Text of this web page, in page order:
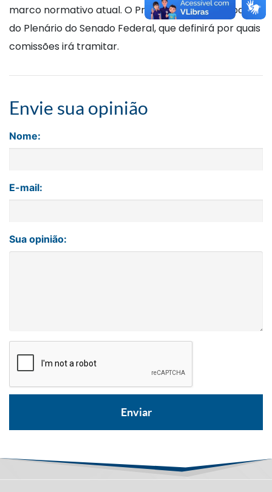
marco normativo atual. O Projeto aguarda despacho
do Plenário do Senado Federal, que definirá por quais
comissões irá tramitar.
Envie sua opinião
Nome:
E-mail:
Sua opinião: